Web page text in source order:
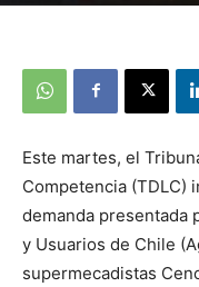
Este martes, el
Competencia (TDLC)
demanda presentada
y Usuarios de Chile
supermecadistas